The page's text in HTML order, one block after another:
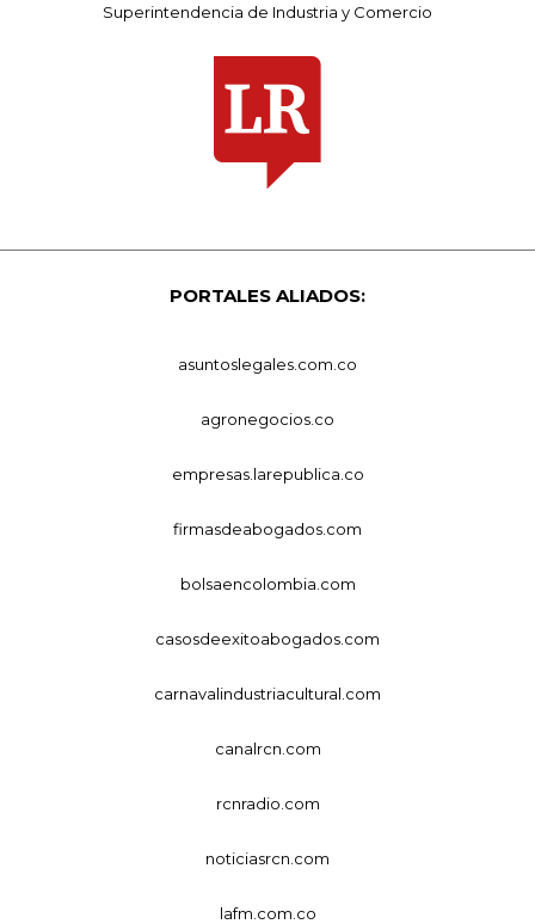
Superintendencia de Industria y Comercio
PORTALES ALIADOS:
asuntoslegales.com.co
agronegocios.co
empresas.larepublica.co
firmasdeabogados.com
bolsaencolombia.com
casosdeexitoabogados.com
carnavalindustriacultural.com
canalrcn.com
rcnradio.com
noticiasrcn.com
lafm.com.co